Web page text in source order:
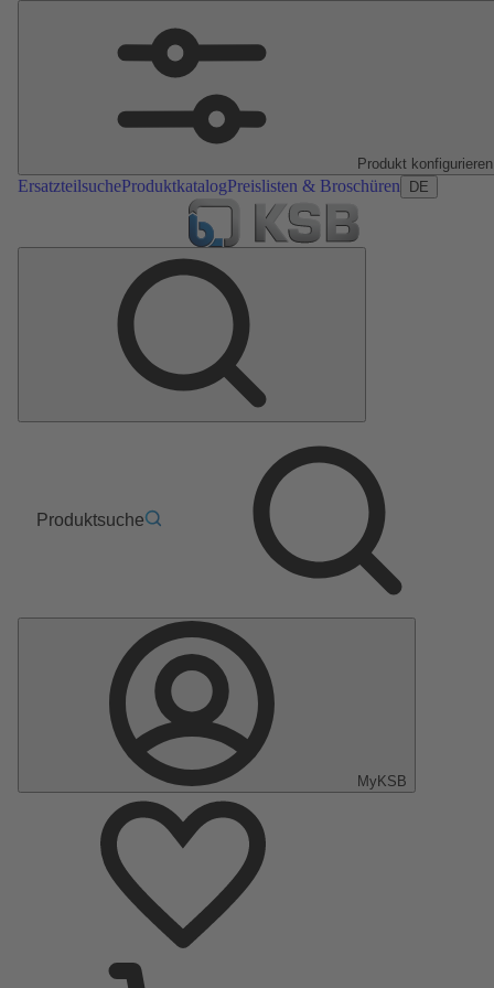
Produkt konfigurieren
ErsatzteilsucheProduktkatalogPreislisten & Broschüren DE
Produktsuche
MyKSB